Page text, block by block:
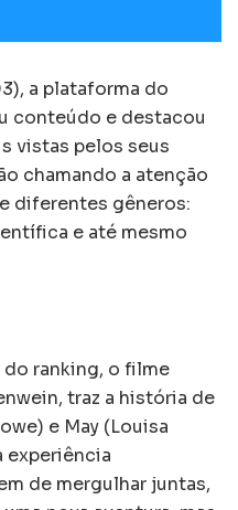
a plataforma do
conteúdo e destacou
vistas pelos seus
chamando a atenção
diferentes gêneros:
e até mesmo
ranking, o filme
traz a história de
e May (Louisa
experiência
de mergulhar juntas,